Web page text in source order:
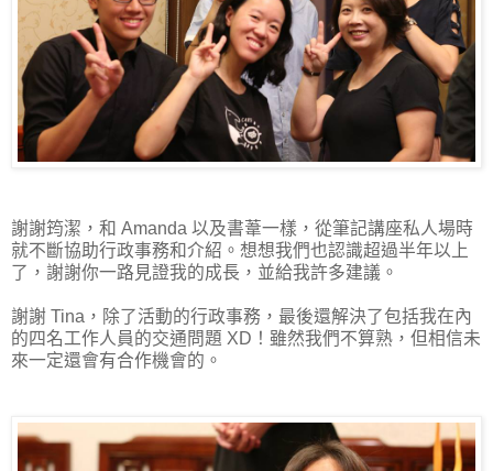
謝謝筠潔，和 Amanda 以及書葦一樣，從筆記講座私人場時
就不斷協助行政事務和介紹。想想我們也認識超過半年以上
了，謝謝你一路見證我的成長，並給我許多建議。
謝謝 Tina，除了活動的行政事務，最後還解決了包括我在內
的四名工作人員的交通問題 XD！雖然我們不算熟，但相信未
來一定還會有合作機會的。